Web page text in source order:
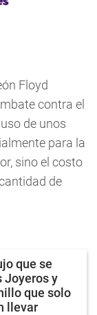
Floyd
contra el
de unos
para la
sino el costo
de
que se
Joyeros y
que solo
llevar